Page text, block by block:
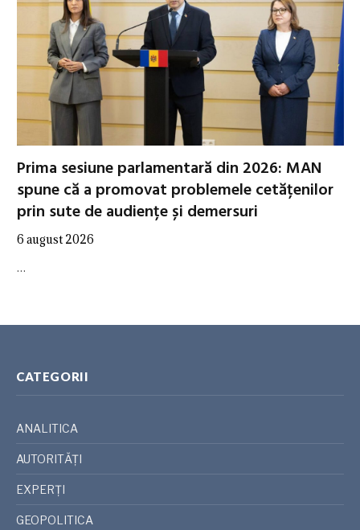
Prima sesiune parlamentară din 2026: MAN
spune că a promovat problemele cetățenilor
prin sute de audiențe și demersuri
6 august 2026
…
CATEGORII
ANALITICA
AUTORITĂȚI
EXPERȚI
GEOPOLITICA